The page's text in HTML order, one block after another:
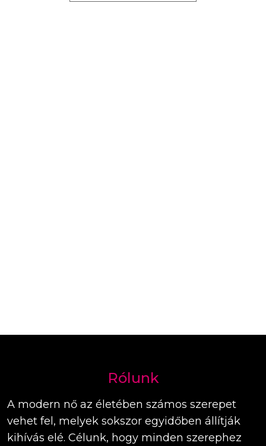
Rólunk
A modern nő az életében számos szerepet
vehet fel, melyek sokszor egyidőben állítják
kihívás elé. Célunk, hogy minden szerephez